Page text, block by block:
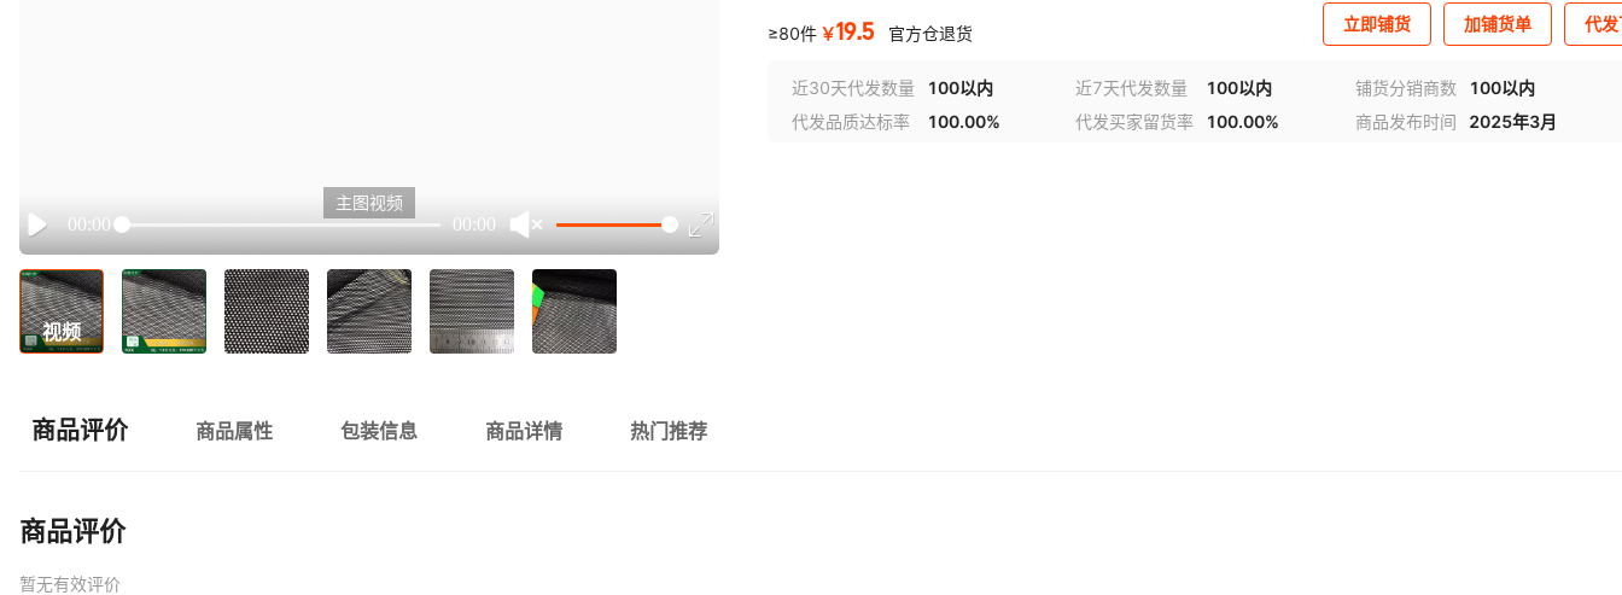
Play
00:00 00:00
主图视频
视频
≥80件 ￥19.5 官方仓退货 立即铺货 加铺货单 代
近30天代发数量 100以内 近7天代发数量 100以内 铺货分销商数
100以内
代发品质达标率
100.00% 代发买家留货率 100.00% 商品发布时间 2025年3月
商品评价 商品属性 包装信息 商品详情 热门推荐
商品评价
暂无有效评价